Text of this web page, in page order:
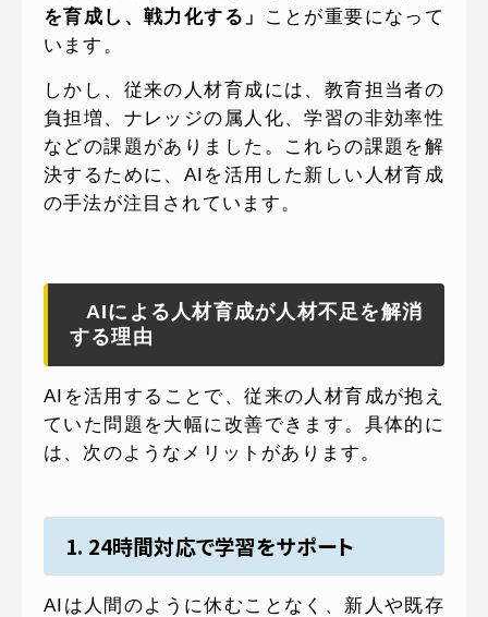
を育成し、戦力化する」
ことが重要になって
います。
しかし、従来の人材育成には、教育担当者の
負担増、ナレッジの属人化、学習の非効率性
などの課題がありました。これらの課題を解
決するために、AIを活用した新しい人材育成
の手法が注目されています。
AIによる人材育成が人材不足を解消
する理由
AIを活用することで、従来の人材育成が抱え
ていた問題を大幅に改善できます。具体的に
は、次のようなメリットがあります。
1. 24時間対応で学習をサポート
AIは人間のように休むことなく、新人や既存